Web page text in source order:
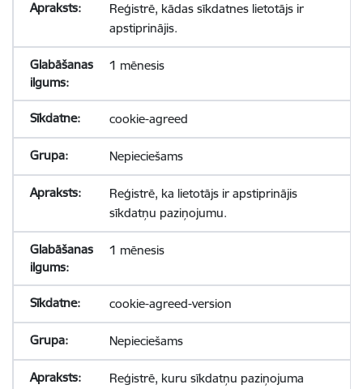
Reģistrē, kādas sīkdatnes lietotājs ir
apstiprinājis.
1 mēnesis
cookie-agreed
Nepieciešams
Reģistrē, ka lietotājs ir apstiprinājis
sīkdatņu paziņojumu.
1 mēnesis
cookie-agreed-version
Nepieciešams
Reģistrē, kuru sīkdatņu paziņojuma